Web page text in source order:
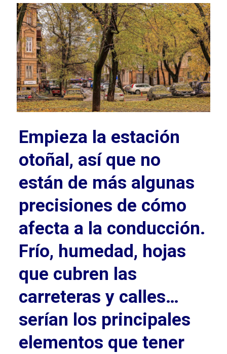
Empieza la estación
otoñal, así que no
están de más algunas
precisiones de cómo
afecta a la conducción.
Frío, humedad, hojas
que cubren las
carreteras y calles…
serían los principales
elementos que tener